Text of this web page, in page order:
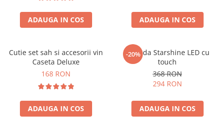
ADAUGA IN COS ADAUGA IN COS
Cutie set sah si accesorii vin
Caseta Deluxe
168 RON
ADAUGA IN COS
-20%
Oglinda Starshine LED cu
touch
368 RON
294 RON
ADAUGA IN COS